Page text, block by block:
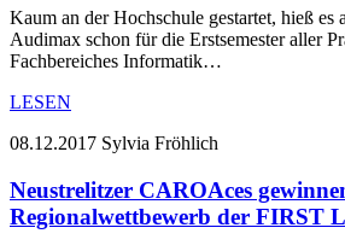
Kaum an der Hochschule gestartet, hieß es
Audimax schon für die Erstsemester aller
Fachbereiches Informatik…
LESEN
08.12.2017 Sylvia Fröhlich
Neustrelitzer CAROAces
Regionalwettbewerb der FIRST